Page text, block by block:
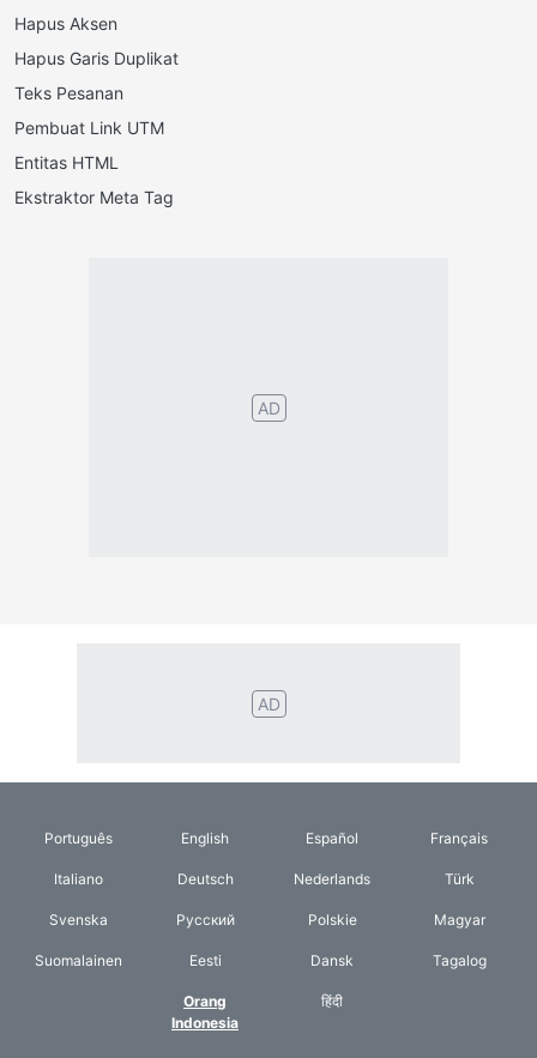
Hapus Aksen
Hapus Garis Duplikat
Teks Pesanan
Pembuat Link UTM
Entitas HTML
Ekstraktor Meta Tag